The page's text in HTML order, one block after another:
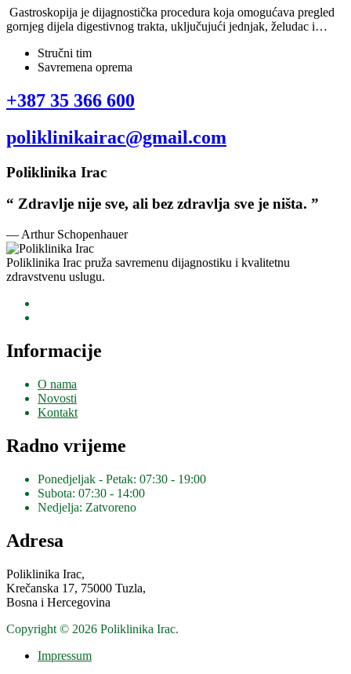
Gastroskopija je dijagnostička procedura koja omogućava pregled
gornjeg dijela digestivnog trakta, uključujući jednjak, želudac i…
Stručni tim
Savremena oprema
+387 35 366 600
poliklinikairac@gmail.com
Poliklinika Irac
“ Zdravlje nije sve, ali bez zdravlja sve je ništa. ”
— Arthur Schopenhauer
Poliklinika Irac pruža savremenu dijagnostiku i kvalitetnu
zdravstvenu uslugu.
Informacije
O nama
Novosti
Kontakt
Radno vrijeme
Ponedjeljak - Petak: 07:30 - 19:00
Subota: 07:30 - 14:00
Nedjelja: Zatvoreno
Adresa
Poliklinika Irac,
Krečanska 17, 75000 Tuzla,
Bosna i Hercegovina
Copyright © 2026 Poliklinika Irac.
Impressum